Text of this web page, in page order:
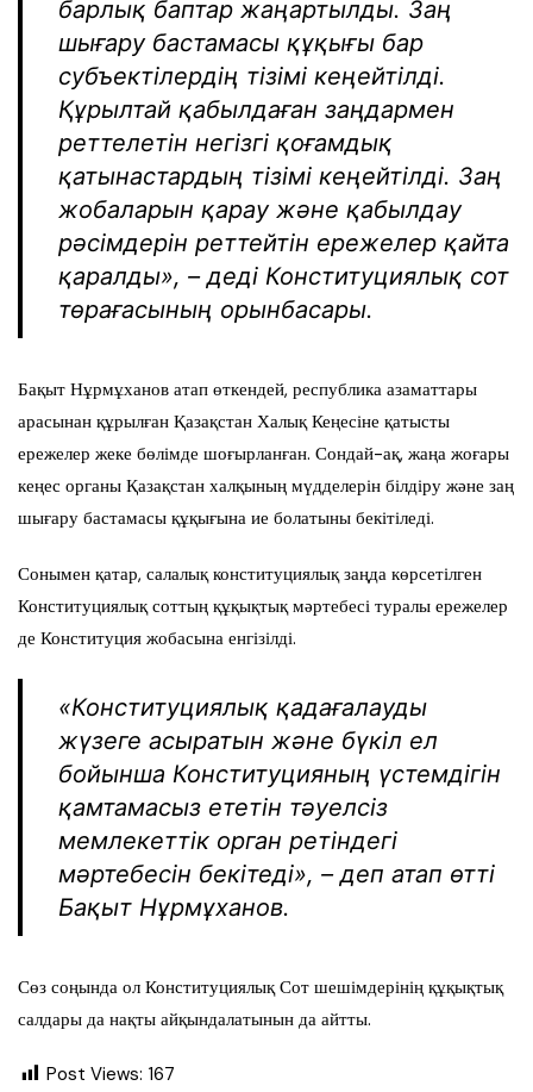
барлық баптар жаңартылды. Заң
шығару бастамасы құқығы бар
субъектілердің тізімі кеңейтілді.
Құрылтай қабылдаған заңдармен
реттелетін негізгі қоғамдық
қатынастардың тізімі кеңейтілді. Заң
жобаларын қарау және қабылдау
рәсімдерін реттейтін ережелер қайта
қаралды», – деді Конституциялық сот
төрағасының орынбасары.
Бақыт Нұрмұханов атап өткендей, республика азаматтары
арасынан құрылған Қазақстан Халық Кеңесіне қатысты
ережелер жеке бөлімде шоғырланған. Сондай-ақ, жаңа жоғары
кеңес органы Қазақстан халқының мүдделерін білдіру және заң
шығару бастамасы құқығына ие болатыны бекітіледі.
Сонымен қатар, салалық конституциялық заңда көрсетілген
Конституциялық соттың құқықтық мәртебесі туралы ережелер
де Конституция жобасына енгізілді.
«Конституциялық қадағалауды
жүзеге асыратын және бүкіл ел
бойынша Конституцияның үстемдігін
қамтамасыз ететін тәуелсіз
мемлекеттік орган ретіндегі
мәртебесін бекітеді», – деп атап өтті
Бақыт Нұрмұханов.
Сөз соңында ол Конституциялық Сот шешімдерінің құқықтық
салдары да нақты айқындалатынын да айтты.
Post Views: 167